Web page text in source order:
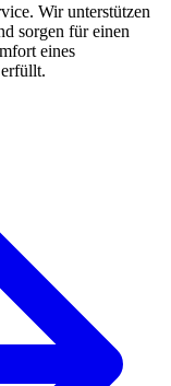
Wir unterstützen
sorgen für einen
eines